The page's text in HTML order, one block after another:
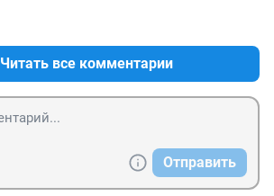
Читать все комментарии
Отправить